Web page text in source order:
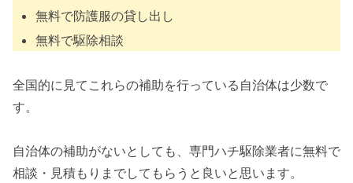
無料で防護服の貸し出し
無料で駆除相談
全国的に見てこれらの補助を行っている自治体は少数で
す。
自治体の補助がないとしても、専門ハチ駆除業者に無料で
相談・見積もりまでしてもらうと良いと思います。